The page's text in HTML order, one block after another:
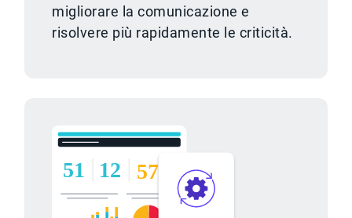
migliorare la comunicazione e
risolvere più rapidamente le criticità.